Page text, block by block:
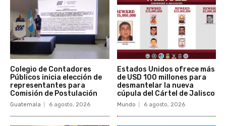
Colegio de Contadores
Públicos inicia elección de
representantes para
Comisión de Postulación
Guatemala 6 agosto, 2026
Estados Unidos ofrece más
de USD 100 millones para
desmantelar la nueva
cúpula del Cártel de Jalisco
Mundo 6 agosto, 2026